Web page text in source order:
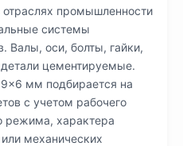
промышленности
системы
Валы, оси, болты, гайки,
цементируемые.
мм подбирается на
с учетом рабочего
режима, характера
механических